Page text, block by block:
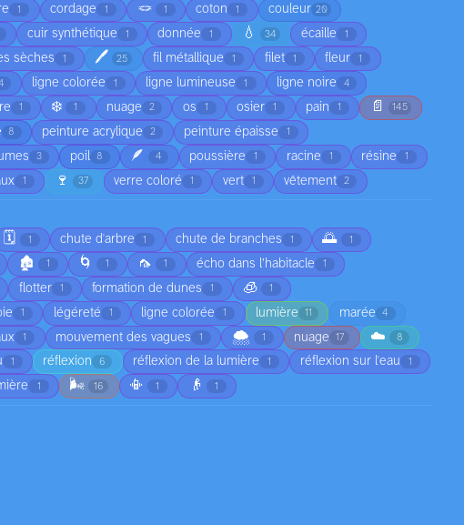
1 cordage 1 🪢 1 coton 1 couleur 20
cuir synthétique 1 donnée 1 💧 34 écaille 1
sèches 1 🖊️ 25 fil métallique 1 filet 1 fleur 1
ligne colorée 1 ligne lumineuse 1 ligne noire 4
1 ❄️ 1 nuage 2 os 1 osier 1 pain 1 📄 145
8 peinture acrylique 2 peinture épaisse 1
3 poil 8 🪶 4 poussière 1 racine 1 résine 1
1 🍷 37 verre coloré 1 vert 1 vêtement 2
🗓️ 1 chute d'arbre 1 chute de branches 1 🌅 1
🏚️ 1 🌀 1 🦟 1 écho dans l’habitacle 1
flotter 1 formation de dunes 1 🧊 1
1 légéreté 1 ligne colorée 1 lumière 11 marée 4
1 mouvement des vagues 1 🌨️ 1 nuage 17 ☁️ 8
1 réflexion 6 réflexion de la lumière 1 réflexion sur l'eau 1
1 🌬️ 16 📳 1 👴 1